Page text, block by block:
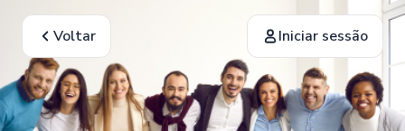
Voltar Iniciar sessão